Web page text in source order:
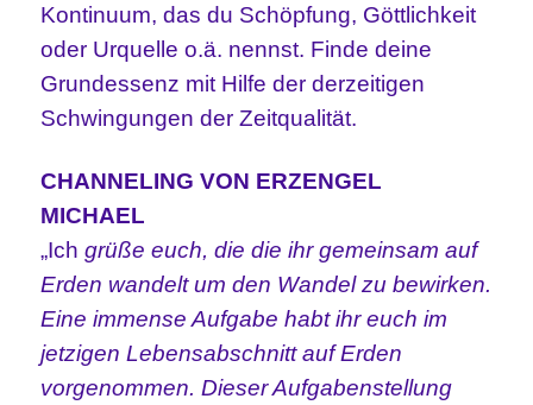
Kontinuum, das du Schöpfung, Göttlichkeit
oder Urquelle o.ä. nennst. Finde deine
Grundessenz mit Hilfe der derzeitigen
Schwingungen der Zeitqualität.
CHANNELING VON ERZENGEL
MICHAEL
„Ich grüße euch, die die ihr gemeinsam auf
Erden wandelt um den Wandel zu bewirken.
Eine immense Aufgabe habt ihr euch im
jetzigen Lebensabschnitt auf Erden
vorgenommen. Dieser Aufgabenstellung